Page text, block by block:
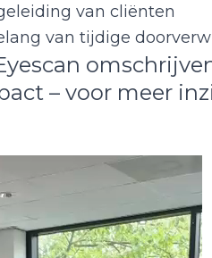
van cliënten
van tijdige
– voor meer